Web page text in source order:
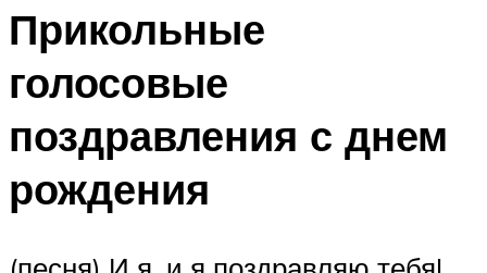
Прикольные
голосовые
поздравления с днем
рождения